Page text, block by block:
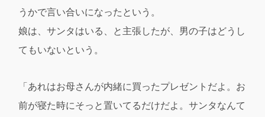
うかで言い合いになったという。
娘は、サンタはいる、と主張したが、男の子はどうし
てもいないという。
「あれはお母さんが内緒に買ったプレゼントだよ。お
前が寝た時にそっと置いてるだけだよ。サンタなんて